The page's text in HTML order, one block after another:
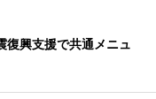
復興支援で共通メニュ